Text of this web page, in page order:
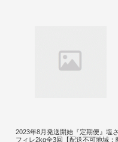
2023年8月発送開始『定期便』塩
フィレ2kg全3回【配送不可地域：